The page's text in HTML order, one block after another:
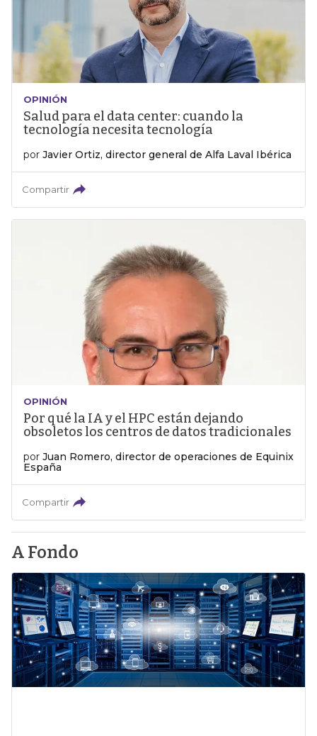
OPINIÓN
Salud para el data center: cuando la
tecnología necesita tecnología
por Javier Ortiz, director general de Alfa Laval Ibérica
Compartir
OPINIÓN
Por qué la IA y el HPC están dejando
obsoletos los centros de datos tradicionales
por Juan Romero, director de operaciones de Equinix
España
Compartir
A Fondo